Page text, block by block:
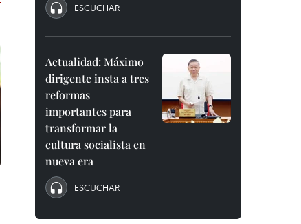
ESCUCHAR
Actualidad: Máximo
dirigente insta a tres
reformas
importantes para
transformar la
cultura socialista en
nueva era
ESCUCHAR